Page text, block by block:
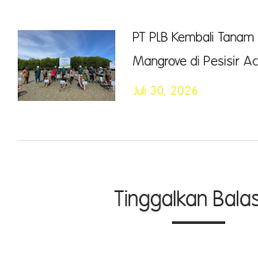
PT PLB Kembali
Mangrove di Pesisir
Juli 30, 2026
Tinggalkan